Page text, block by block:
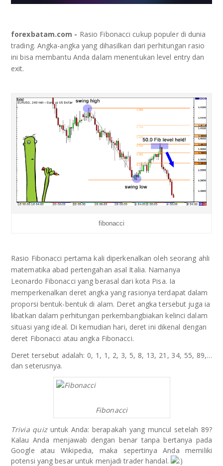
LITE FINANCE
FOREXIMF
HEADWAY
MEEFX
TENTANG KAMI
ANALISA
forexbatam.com - Rasio Fibonacci cukup populer di dunia
trading. Angka-angka yang dihasilkan dari perhitungan rasio
ini bisa membantu Anda dalam menentukan level entry dan
exit.
fibonacci
Rasio Fibonacci pertama kali diperkenalkan oleh seorang ahli
matematika abad pertengahan asal Italia. Namanya
Leonardo Fibonacci yang berasal dari kota Pisa. Ia
memperkenalkan deret angka yang rasionya terdapat dalam
proporsi bentuk-bentuk di alam. Deret angka tersebut juga ia
libatkan dalam perhitungan perkembangbiakan kelinci dalam
situasi yang ideal. Di kemudian hari, deret ini dikenal dengan
deret Fibonacci atau angka Fibonacci.
Deret tersebut adalah: 0, 1, 1, 2, 3, 5, 8, 13, 21, 34, 55, 89,…
dan seterusnya.
Fibonacci
Trivia quizuntuk Anda: berapakah yang muncul setelah 89?
Kalau Anda menjawab dengan benar tanpa bertanya pada
Google atau Wikipedia, maka sepertinya Anda memiliki
potensi yang besar untuk menjadi trader handal.